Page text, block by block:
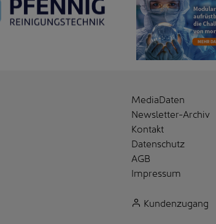
MediaDaten
Newsletter-Archiv
Kontakt
Datenschutz
AGB
Impressum
Kundenzugang